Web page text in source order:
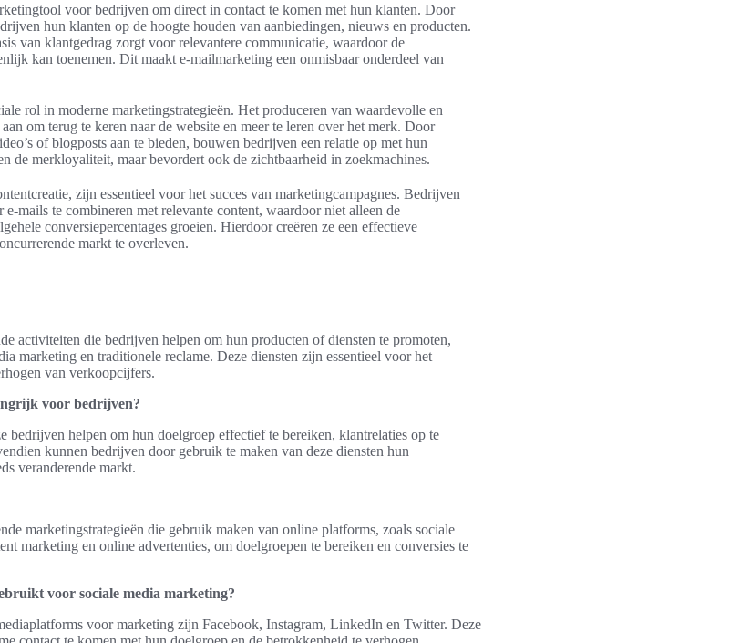
voor bedrijven om direct in contact te komen met hun klanten. Door
hun klanten op de hoogte houden van aanbiedingen, nieuws en producten.
van klantgedrag zorgt voor relevantere communicatie, waardoor de
kan toenemen. Dit maakt e-mailmarketing een onmisbaar onderdeel van
rol in moderne marketingstrategieën. Het produceren van waardevolle en
om terug te keren naar de website en meer te leren over het merk. Door
of blogposts aan te bieden, bouwen bedrijven een relatie op met hun
de merkloyaliteit, maar bevordert ook de zichtbaarheid in zoekmachines.
zijn essentieel voor het succes van marketingcampagnes. Bedrijven
mails te combineren met relevante content, waardoor niet alleen de
conversiepercentages groeien. Hierdoor creëren ze een effectieve
markt te overleven.
activiteiten die bedrijven helpen om hun producten of diensten te promoten,
marketing en traditionele reclame. Deze diensten zijn essentieel voor het
van verkoopcijfers.
voor bedrijven?
bedrijven helpen om hun doelgroep effectief te bereiken, klantrelaties op te
kunnen bedrijven door gebruik te maken van deze diensten hun
veranderende markt.
marketingstrategieën die gebruik maken van online platforms, zoals sociale
marketing en online advertenties, om doelgroepen te bereiken en conversies te
voor sociale media marketing?
voor marketing zijn Facebook, Instagram, LinkedIn en Twitter. Deze